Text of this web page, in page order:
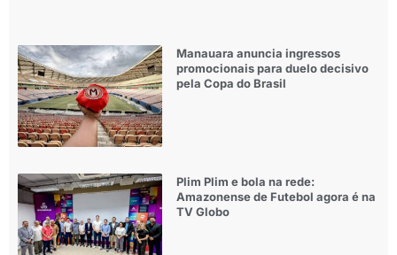
Manauara anuncia ingressos
promocionais para duelo decisivo
pela Copa do Brasil
Plim Plim e bola na rede:
Amazonense de Futebol agora é na
TV Globo